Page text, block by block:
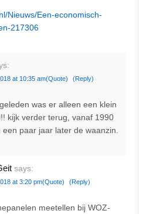
Nieuws/Een-economisch-
217306
at 10:35 am(Quote) (Reply)
was er alleen een klein
kijk verder terug, vanaf 1990
paar jaar later de waanzin.
says:
at 3:20 pm(Quote) (Reply)
meetellen bij WOZ-